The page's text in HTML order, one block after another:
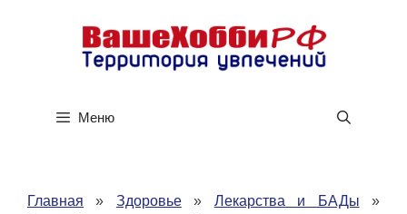
содержимому
Меню
Главная » Здоровье» Лекарства и БАДы »